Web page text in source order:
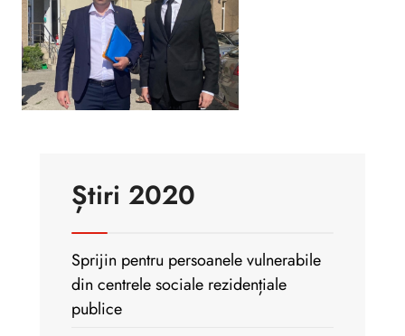
Știri 2020
Sprijin pentru persoanele vulnerabile
din centrele sociale rezidențiale
publice